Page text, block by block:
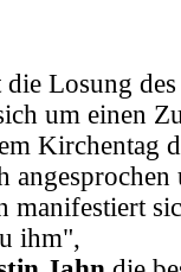
Losung
um einen
Kirchentag
manifestiert
ihm",